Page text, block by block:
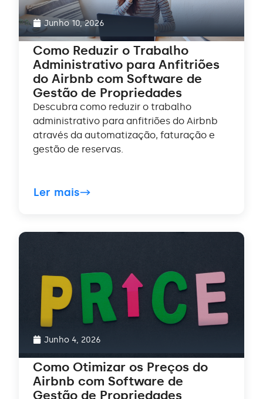
Junho 10, 2026
Como Reduzir o Trabalho
Administrativo para Anfitriões
do Airbnb com Software de
Gestão de Propriedades
Descubra como reduzir o trabalho
administrativo para anfitriões do Airbnb
através da automatização, faturação e
gestão de reservas.
Ler mais
Junho 4, 2026
Como Otimizar os Preços do
Airbnb com Software de
Gestão de Propriedades